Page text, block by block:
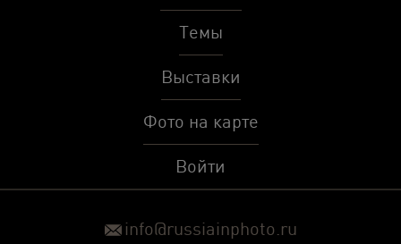
Темы
Выставки
Фото на карте
Войти
info@russiainphoto.ru